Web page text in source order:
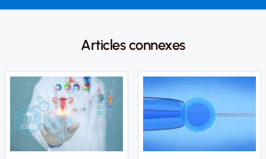
Articles connexes